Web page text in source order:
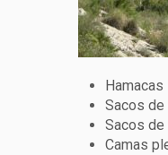
Hamacas
Sacos de
Sacos
Camas